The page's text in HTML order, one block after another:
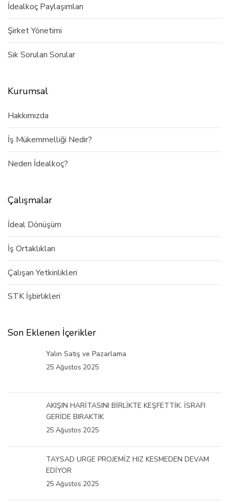
İdealkoç Paylaşımları
Şirket Yönetimi
Sık Sorulan Sorular
Kurumsal
Hakkımızda
İş Mükemmelliği Nedir?
Neden İdealkoç?
Çalışmalar
İdeal Dönüşüm
İş Ortaklıkları
Çalışan Yetkinlikleri
STK İşbirlikleri
Son Eklenen İçerikler
Yalın Satış ve Pazarlama
25 Ağustos 2025
AKIŞIN HARİTASINI BİRLİKTE KEŞFETTİK. İSRAFI
GERİDE BIRAKTIK
25 Ağustos 2025
TAYSAD URGE PROJEMİZ HIZ KESMEDEN DEVAM
EDİYOR
25 Ağustos 2025